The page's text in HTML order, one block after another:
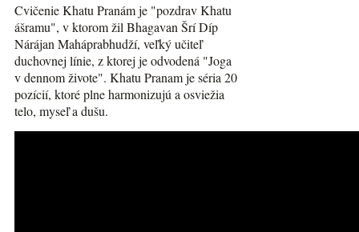
Cvičenie Khatu Pranám je "pozdrav Khatu
ášramu", v ktorom žil Bhagavan Šrí Díp
Nárájan Maháprabhudží, veľký učiteľ
duchovnej línie, z ktorej je odvodená "Joga
v dennom živote". Khatu Pranam je séria 20
pozícií, ktoré plne harmonizujú a osviežia
telo, myseľ a dušu.